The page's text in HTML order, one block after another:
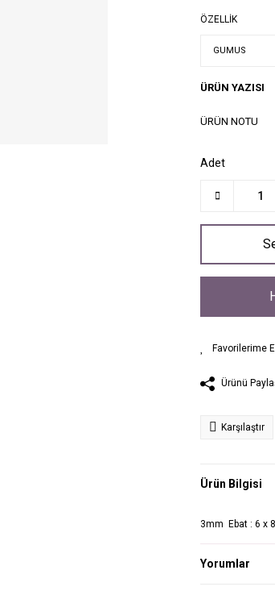
ÖZELLİK
ÜRÜN YAZISI
ÜRÜN NOTU
Adet
Ürünü
Karşılaştır
Ürün Bilgisi
3mm Ebat : 6 x
Yorumlar